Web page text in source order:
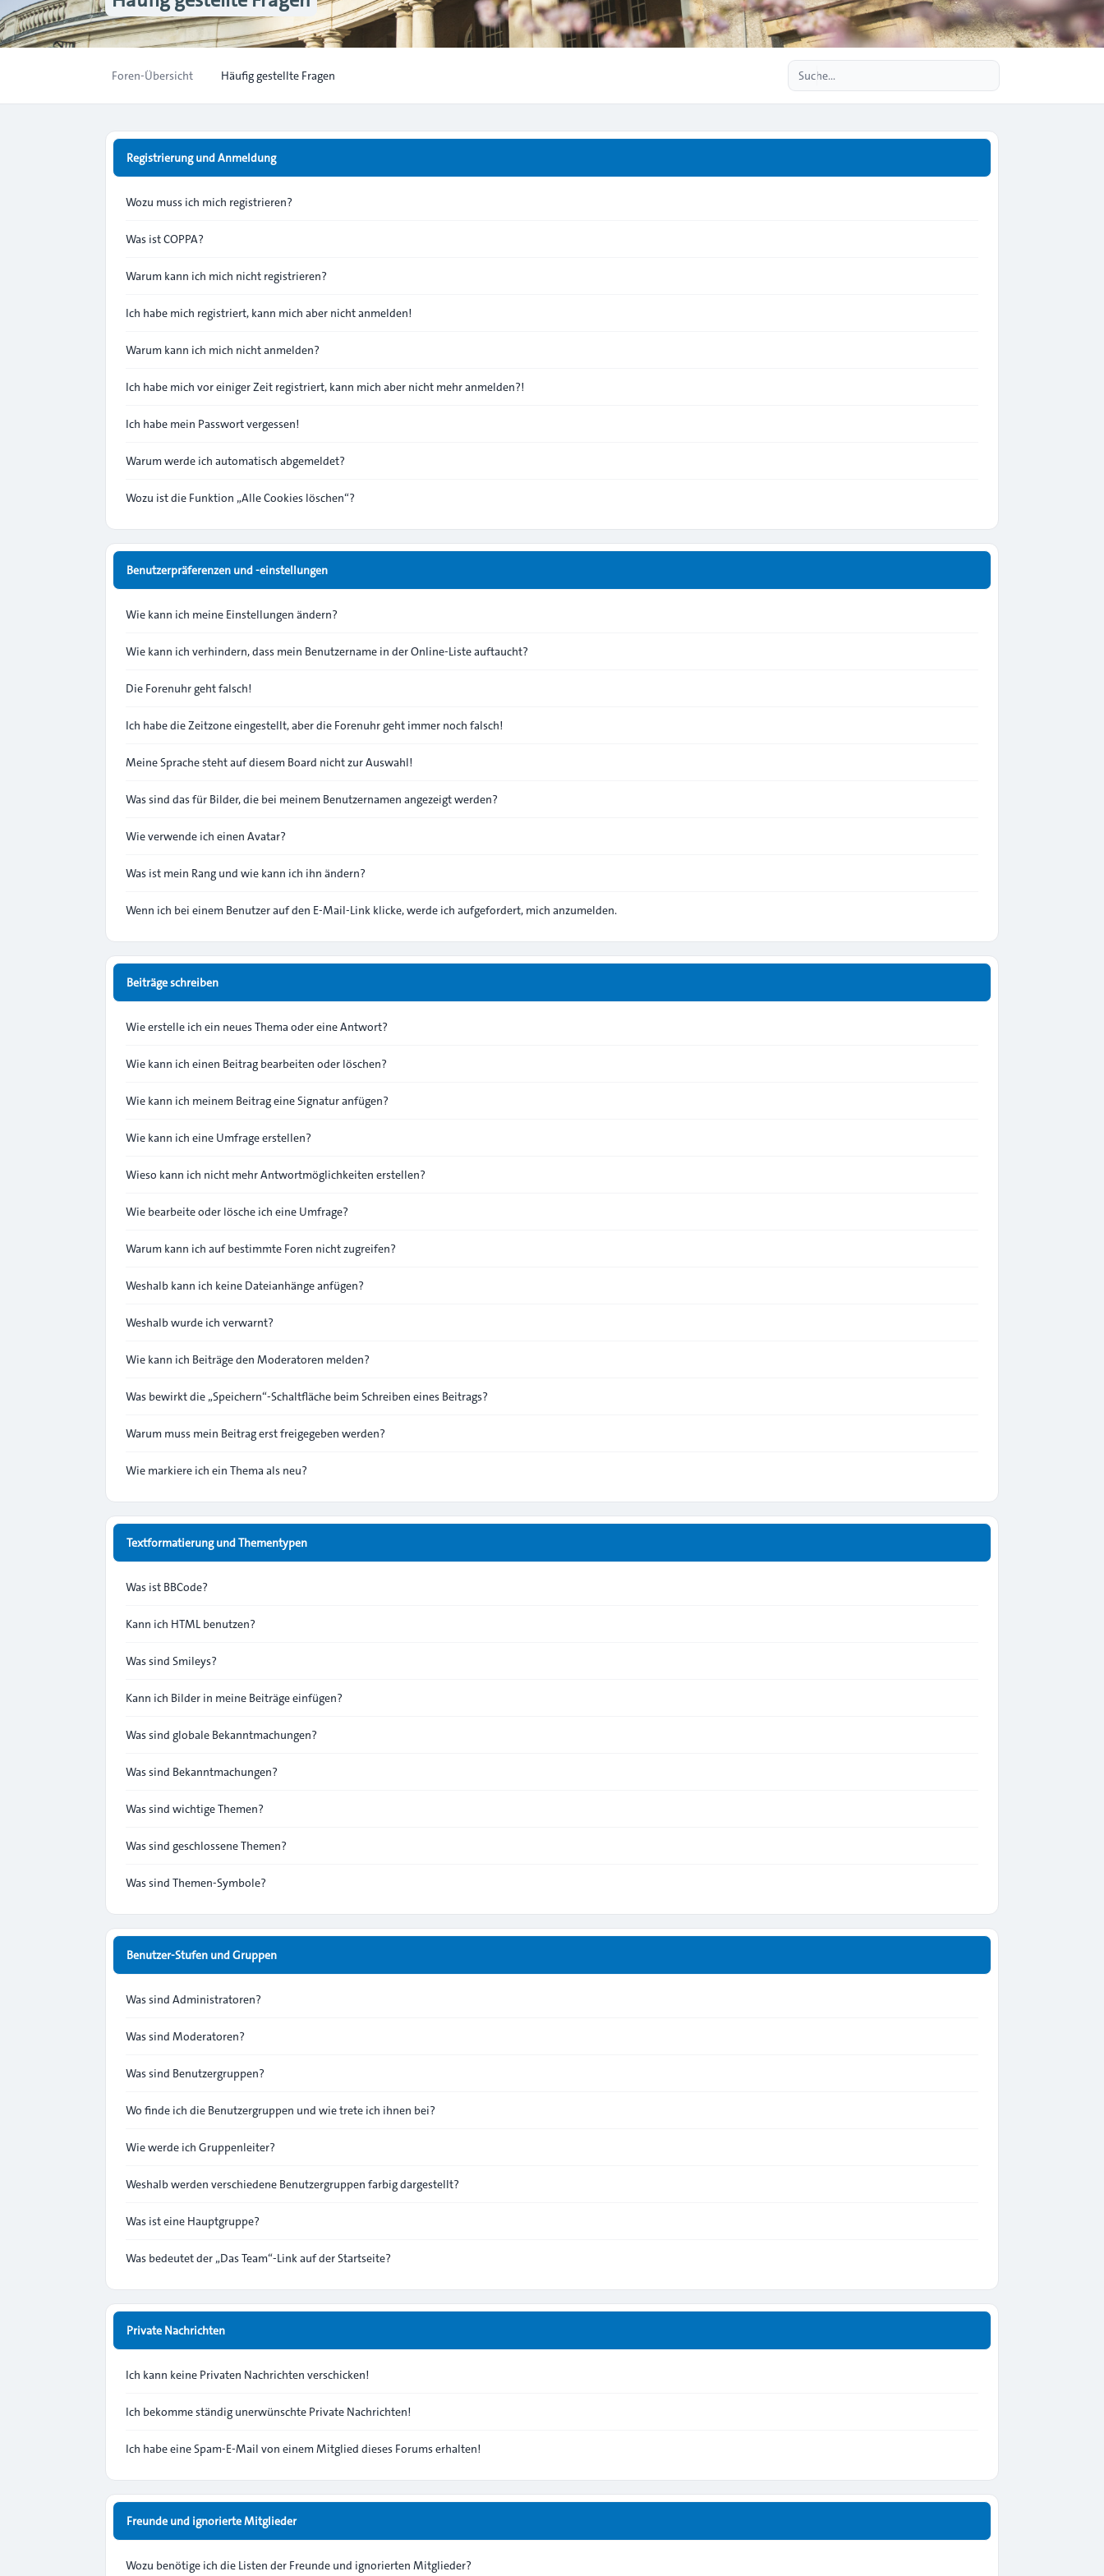
Foren-Übersicht Häufig gestellte Fragen
Registrierung und Anmeldung
Wozu muss ich mich registrieren?
Was ist COPPA?
Warum kann ich mich nicht registrieren?
Ich habe mich registriert, kann mich aber nicht anmelden!
Warum kann ich mich nicht anmelden?
Ich habe mich vor einiger Zeit registriert, kann mich aber nicht mehr anmelden?!
Ich habe mein Passwort vergessen!
Warum werde ich automatisch abgemeldet?
Wozu ist die Funktion „Alle Cookies löschen“?
Benutzerpräferenzen und -einstellungen
Wie kann ich meine Einstellungen ändern?
Wie kann ich verhindern, dass mein Benutzername in der Online-Liste auftaucht?
Die Forenuhr geht falsch!
Ich habe die Zeitzone eingestellt, aber die Forenuhr geht immer noch falsch!
Meine Sprache steht auf diesem Board nicht zur Auswahl!
Was sind das für Bilder, die bei meinem Benutzernamen angezeigt werden?
Wie verwende ich einen Avatar?
Was ist mein Rang und wie kann ich ihn ändern?
Wenn ich bei einem Benutzer auf den E-Mail-Link klicke, werde ich aufgefordert, mich anzumelden.
Beiträge schreiben
Wie erstelle ich ein neues Thema oder eine Antwort?
Wie kann ich einen Beitrag bearbeiten oder löschen?
Wie kann ich meinem Beitrag eine Signatur anfügen?
Wie kann ich eine Umfrage erstellen?
Wieso kann ich nicht mehr Antwortmöglichkeiten erstellen?
Wie bearbeite oder lösche ich eine Umfrage?
Warum kann ich auf bestimmte Foren nicht zugreifen?
Weshalb kann ich keine Dateianhänge anfügen?
Weshalb wurde ich verwarnt?
Wie kann ich Beiträge den Moderatoren melden?
Was bewirkt die „Speichern“-Schaltfläche beim Schreiben eines Beitrags?
Warum muss mein Beitrag erst freigegeben werden?
Wie markiere ich ein Thema als neu?
Textformatierung und Thementypen
Was ist BBCode?
Kann ich HTML benutzen?
Was sind Smileys?
Kann ich Bilder in meine Beiträge einfügen?
Was sind globale Bekanntmachungen?
Was sind Bekanntmachungen?
Was sind wichtige Themen?
Was sind geschlossene Themen?
Was sind Themen-Symbole?
Benutzer-Stufen und Gruppen
Was sind Administratoren?
Was sind Moderatoren?
Was sind Benutzergruppen?
Wo finde ich die Benutzergruppen und wie trete ich ihnen bei?
Wie werde ich Gruppenleiter?
Weshalb werden verschiedene Benutzergruppen farbig dargestellt?
Was ist eine Hauptgruppe?
Was bedeutet der „Das Team“-Link auf der Startseite?
Private Nachrichten
Ich kann keine Privaten Nachrichten verschicken!
Ich bekomme ständig unerwünschte Private Nachrichten!
Ich habe eine Spam-E-Mail von einem Mitglied dieses Forums erhalten!
Freunde und ignorierte Mitglieder
Wozu benötige ich die Listen der Freunde und ignorierten Mitglieder?